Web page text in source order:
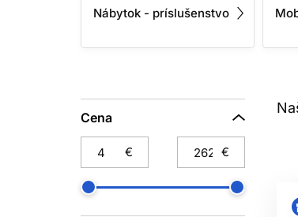
Nábytok - príslušenstvo
Cena
€ €